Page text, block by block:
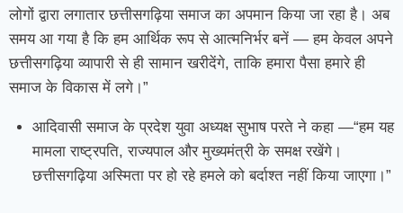
लोगों द्वारा लगातार छत्तीसगढ़िया समाज का अपमान किया जा रहा है। अब
समय आ गया है कि हम आर्थिक रूप से आत्मनिर्भर बनें — हम केवल अपने
छत्तीसगढ़िया व्यापारी से ही सामान खरीदेंगे, ताकि हमारा पैसा हमारे ही
समाज के विकास में लगे।”
आदिवासी समाज के प्रदेश युवा अध्यक्ष सुभाष परते ने कहा —“हम यह
मामला राष्ट्रपति, राज्यपाल और मुख्यमंत्री के समक्ष रखेंगे।
छत्तीसगढ़िया अस्मिता पर हो रहे हमले को बर्दाश्त नहीं किया जाएगा।”